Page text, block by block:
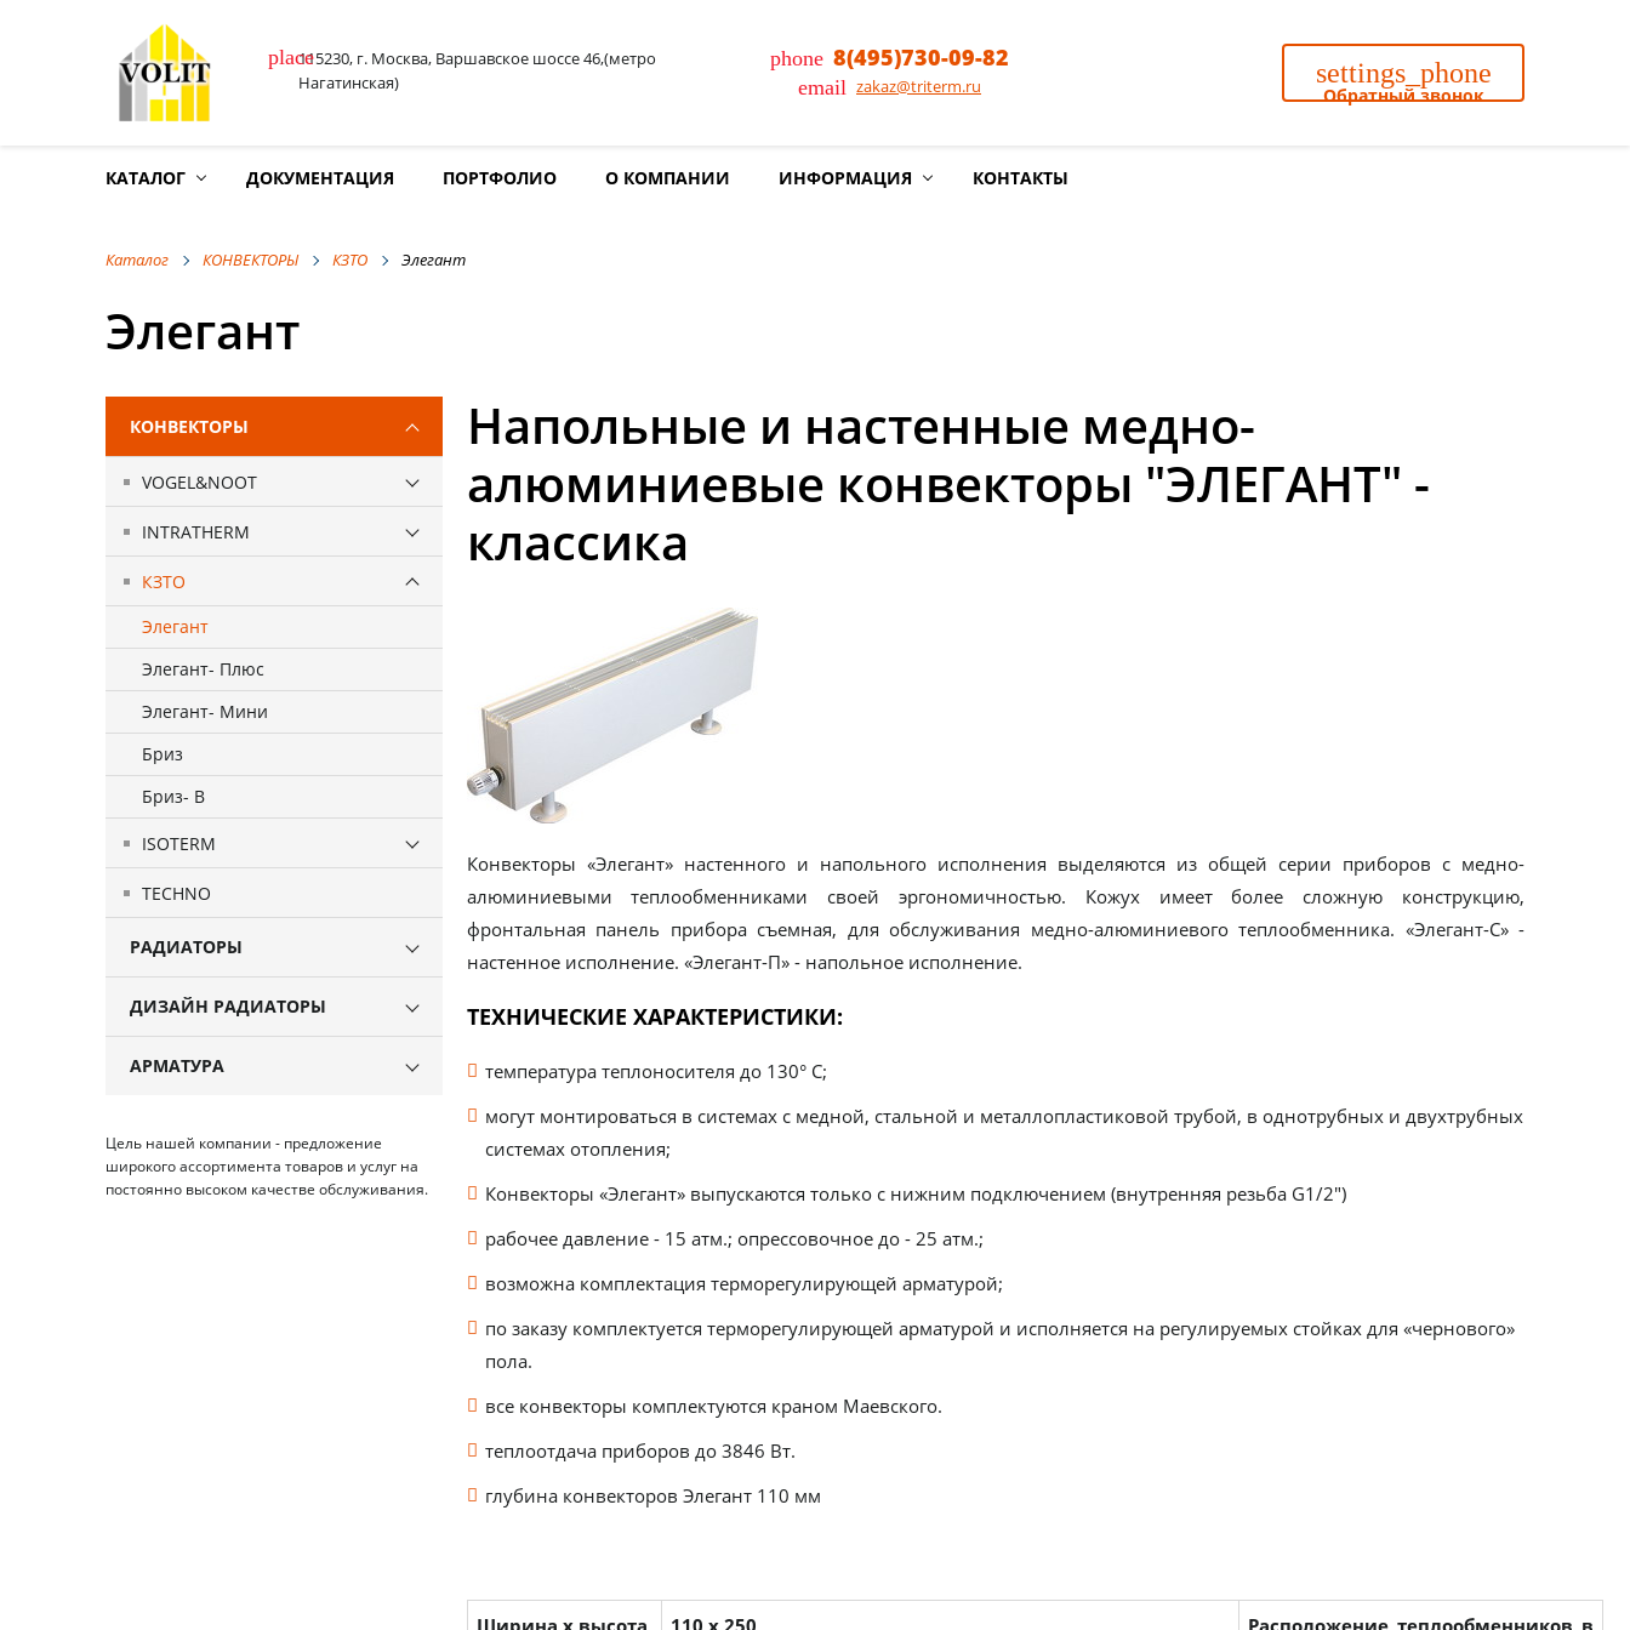
settings_phone
Обратный звонок
place115230, г. Москва, Варшавское шоссе 46,(метро
Нагатинская)
phone 8(495)730-09-82
email zakaz@triterm.ru
КАТАЛОГ ДОКУМЕНТАЦИЯ ПОРТФОЛИО О КОМПАНИИ ИНФОРМАЦИЯ КОНТАКТЫ
Каталог КОНВЕКТОРЫ КЗТО Элегант
Элегант
КОНВЕКТОРЫ
VOGEL&NOOT
INTRATHERM
КЗТО
Элегант
Элегант- Плюс
Элегант- Мини
Бриз
Бриз- В
ISOTERM
TECHNO
РАДИАТОРЫ
ДИЗАЙН РАДИАТОРЫ
АРМАТУРА
Цель нашей компании - предложение
широкого ассортимента товаров и услуг на
постоянно высоком качестве обслуживания.
Напольные и настенные медно-
алюминиевые конвекторы "ЭЛЕГАНТ" -
классика
Конвекторы «Элегант» настенного и напольного исполнения выделяются из общей серии приборов с медно-
алюминиевыми теплообменниками своей эргономичностью. Кожух имеет более сложную конструкцию,
фронтальная панель прибора съемная, для обслуживания медно-алюминиевого теплообменника. «Элегант-С» -
настенное исполнение. «Элегант-П» - напольное исполнение.
ТЕХНИЧЕСКИЕ ХАРАКТЕРИСТИКИ:
температура теплоносителя до 130° С;
могут монтироваться в системах с медной, стальной и металлопластиковой трубой, в однотрубных и двухтрубных
системах отопления;
Конвекторы «Элегант» выпускаются только с нижним подключением (внутренняя резьба G1/2")
рабочее давление - 15 атм.; опрессовочное до - 25 атм.;
возможна комплектация терморегулирующей арматурой;
по заказу комплектуется терморегулирующей арматурой и исполняется на регулируемых стойках для «чернового»
пола.
все конвекторы комплектуются краном Маевского.
теплоотдача приборов до 3846 Вт.
глубина конвекторов Элегант 110 мм
Ширина х высота 110 х 250 Расположение теплообменников в